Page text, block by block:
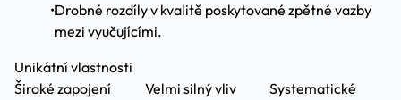
•Drobné rozdíly v kvalitě poskytované zpětné vazby
mezi vyučujícími.
Unikátní vlastnosti
Široké zapojení
Velmi silný vliv
Systematické